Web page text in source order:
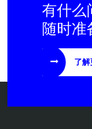
有什么
随时准
了